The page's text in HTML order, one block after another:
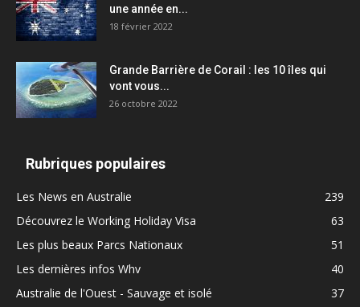
une année en...
18 février 2022
Grande Barrière de Corail : les 10 îles qui
vont vous...
26 octobre 2022
Rubriques populaires
Les News en Australie
239
Découvrez le Working Holiday Visa
63
Les plus beaux Parcs Nationaux
51
Les dernières infos Whv
40
Australie de l'Ouest - Sauvage et isolé
37